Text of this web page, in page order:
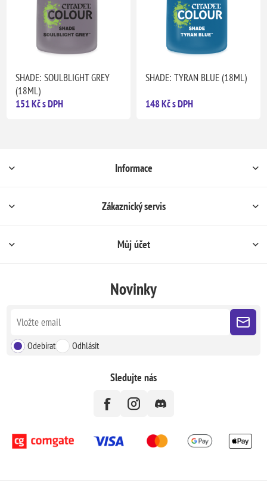
SHADE: SOULBLIGHT GREY
(18ML)
151 Kč s DPH
SHADE: TYRAN BLUE (18ML)
148 Kč s DPH
Informace
Zákaznický servis
Můj účet
Novinky
Odebírat Odhlásit
Sledujte nás